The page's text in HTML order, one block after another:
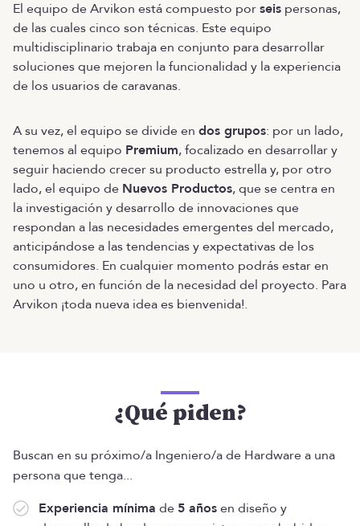
El equipo de Arvikon está compuesto porseis personas,
de las cuales cinco son técnicas. Este equipo
multidisciplinario trabaja en conjunto para desarrollar
soluciones que mejoren la funcionalidad y la experiencia
de los usuarios de caravanas.
A su vez, el equipo se divide en dos grupos: por un lado,
tenemos al equipo Premium, focalizado en desarrollar y
seguir haciendo crecer su producto estrella y, por otro
lado, el equipo de Nuevos Productos, que se centra en
la investigación y desarrollo de innovaciones que
respondan a las necesidades emergentes del mercado,
anticipándose a las tendencias y expectativas de los
consumidores. En cualquier momento podrás estar en
uno u otro, en función de la necesidad del proyecto. Para
Arvikon ¡toda nueva idea es bienvenida!.
¿Qué piden?
Buscan en su próximo/a Ingeniero/a de Hardware a una
persona que tenga...
Experiencia mínima de 5 añosen diseño y